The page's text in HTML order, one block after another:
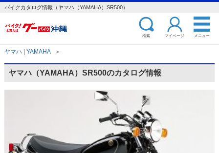
バイクカタログ情報（ヤマハ（YAMAHA）SR500）
検索 マイページ メニュー
ヤマハ | YAMAHA ＞
ヤマハ（YAMAHA）SR500のカタログ情報